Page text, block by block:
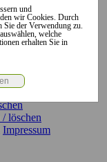
Landkreises...
löschen
Impressum
und
wir Cookies. Durch
Sie der Verwendung zu.
welche
erhalten Sie in